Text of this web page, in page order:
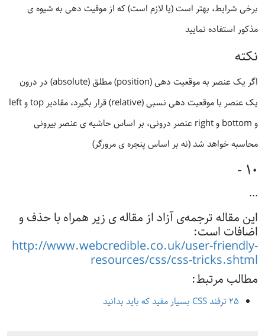
برخی شرایط، بهتر است (یا لازم است) که از موقیت دهی به شیوه ی
مذکور استفاده نمایید
نکته
اگر یک عنصر به موقعیت دهی (position) مطلق (absolute) در درون
یک عنصر با موقعیت دهی نسبی (relative) قرار بگیرد، مقادیر top و left
و bottom و right عنصر درونی، بر اساس حاشیه ی عنصر بیرونی
محاسبه خواهد شد (نه بر اساس پنجره ی مرورگر)
١٠ -
...
این مقاله ترجمه‌ی آزاد از مقاله ی زیر همراه با حذف و
اضافات است:
http://www.webcredible.co.uk/user-friendly-
resources/css/css-tricks.shtml
مطالب مرتبط:
٢۵ ترفند CSS بسیار مفید که باید بدانید